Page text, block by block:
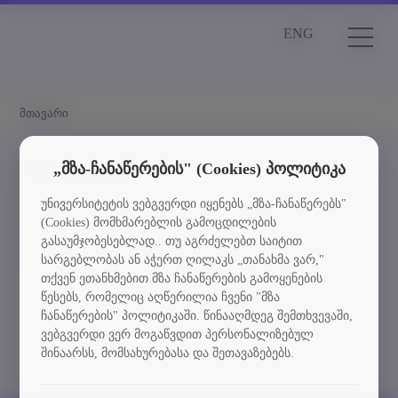
ENG
მთავარი
სიახლეები
Element is not found
სიახლეებში დაბრუნება
„მზა-ჩანაწერების" (Cookies) პოლიტიკა
უნივერსიტეტის ვებგვერდი იყენებს „მზა-ჩანაწერებს"
(Cookies) მომხმარებლის გამოცდილების
გასაუმჯობესებლად.. თუ აგრძელებთ საიტით
სარგებლობას ან აჭერთ ღილაკს „თანახმა ვარ,"
თქვენ ეთანხმებით მზა ჩანაწერების გამოყენების
წესებს, რომელიც აღწერილია ჩვენი "მზა
ჩანაწერების" პოლიტიკაში. წინააღმდეგ შემთხვევაში,
ვებგვერდი ვერ მოგაწვდით პერსონალიზებულ
შინაარსს, მომსახურებასა და შეთავაზებებს.